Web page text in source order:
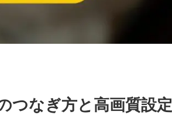
つなぎ方と高画質設定